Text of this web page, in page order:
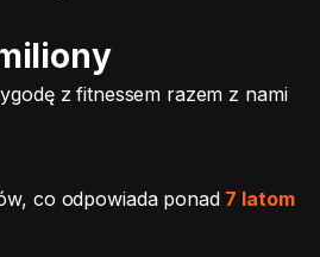
z fitnessem razem z nami
co odpowiada ponad 7 latom